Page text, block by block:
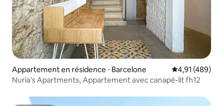
Appartement en résidence ⋅ Barcelone Évaluation
4,91 (489)
Nuria's Apartments, Appartement avec canapé-lit fh12